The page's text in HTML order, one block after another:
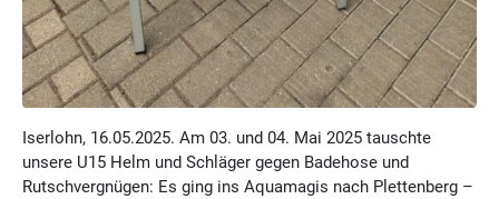
Iserlohn, 16.05.2025. Am 03. und 04. Mai 2025 tauschte
unsere U15 Helm und Schläger gegen Badehose und
Rutschvergnügen: Es ging ins Aquamagis nach Plettenberg –